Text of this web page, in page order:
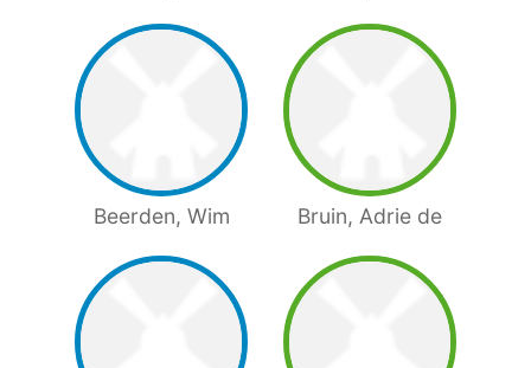
Beerden, Wim Bruin, Adrie de